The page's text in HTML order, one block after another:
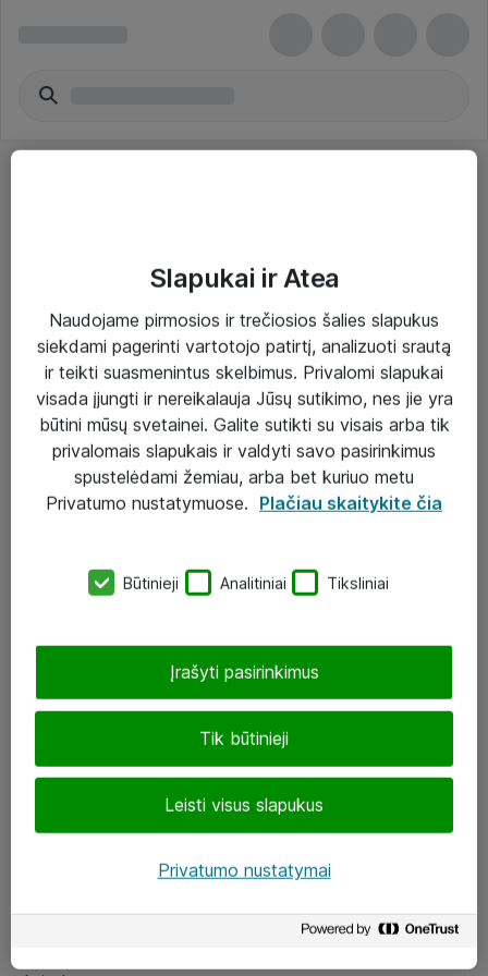
Paslaugos
Sprendimai
Įgyvendinti projektai
Atea ekspertų patarimai verslui
eShop@atea.lt
LinkedIn
Slapukai ir Atea
Naudojame pirmosios ir trečiosios šalies slapukus
siekdami pagerinti vartotojo patirtį, analizuoti srautą
ir teikti suasmenintus skelbimus. Privalomi slapukai
visada įjungti ir nereikalauja Jūsų sutikimo, nes jie yra
būtini mūsų svetainei. Galite sutikti su visais arba tik
privalomais slapukais ir valdyti savo pasirinkimus
spustelėdami žemiau, arba bet kuriuo metu
Privatumo nustatymuose. Plačiau skaitykite čia
Būtinieji Analitiniai Tiksliniai
Tik būtinieji
Leisti visus slapukus
Įrašyti pasirinkimus
Privatumo nustatymai